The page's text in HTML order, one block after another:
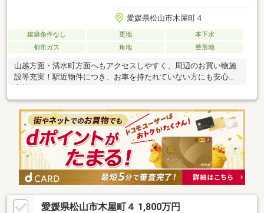
愛媛県松山市木屋町４
建築条件なし 更地
本下水
都市ガス
角地 整形地
山越方面・清水町方面へもアクセスしやすく、周辺のお買い物施
設等充実！駅近物件につき、お車を持たれていない方にも安心な
愛媛県松山市木屋町４ 1,800万円